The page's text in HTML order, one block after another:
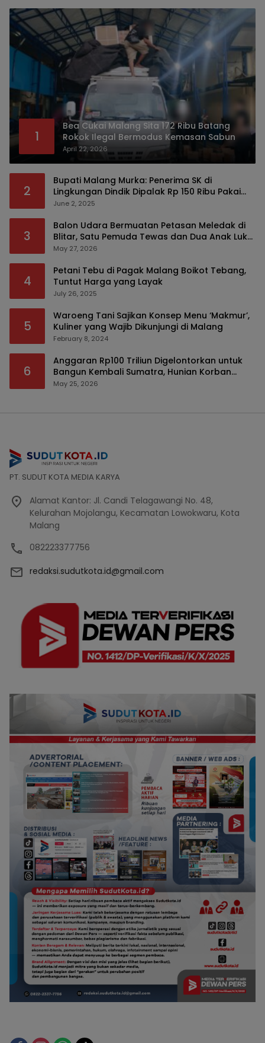
1
Bea Cukai Malang Sita 172 Ribu Batang
Rokok Ilegal Bermodus Kemasan Sabun
April 22, 2026
2
Bupati Malang Murka: Penerima SK di
Lingkungan Dindik Dipalak Rp 150 Ribu Pakai
Modus Tumpengan, KPK Turut Pantau
June 2, 2025
3
Balon Udara Bermuatan Petasan Meledak di
Blitar, Satu Pemuda Tewas dan Dua Anak Luka
Serius
May 27, 2026
4
Petani Tebu di Pagak Malang Boikot Tebang,
Tuntut Harga yang Layak
July 26, 2025
5
Waroeng Tani Sajikan Konsep Menu ‘Makmur’,
Kuliner yang Wajib Dikunjungi di Malang
February 8, 2024
6
Anggaran Rp100 Triliun Digelontorkan untuk
Bangun Kembali Sumatra, Hunian Korban
Bencana Bakal Difokuskan
May 25, 2026
PT. SUDUT KOTA MEDIA KARYA
Alamat Kantor: Jl. Candi Telagawangi No. 48,
Kelurahan Mojolangu, Kecamatan Lowokwaru, Kota
Malang
082223377756
redaksi.sudutkota.id@gmail.com